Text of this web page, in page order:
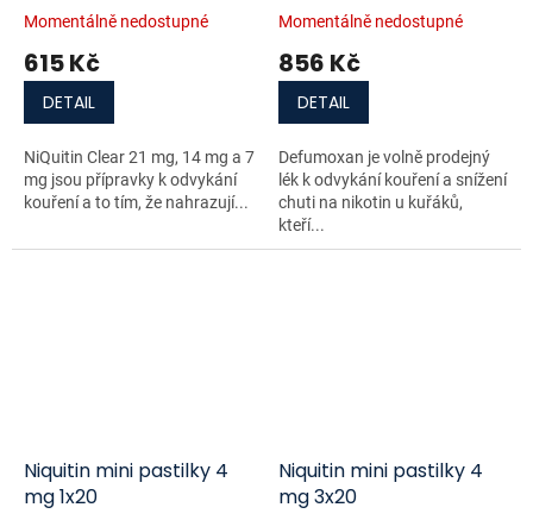
Momentálně nedostupné
615 Kč
DETAIL
NiQuitin Clear 21 mg, 14 mg a 7
mg jsou přípravky k odvykání
kouření a to tím, že nahrazují...
Momentálně nedostupné
856 Kč
DETAIL
Defumoxan je volně prodejný
lék k odvykání kouření a snížení
chuti na nikotin u kuřáků,
kteří...
Niquitin mini pastilky 4
mg 1x20
Niquitin mini pastilky 4
mg 3x20